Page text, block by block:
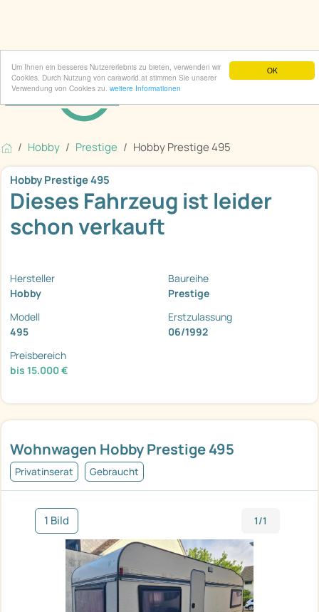
Hobby Prestige Hobby Prestige 495
Wohnwagen Hobby Prestige 495
Privatinserat Gebraucht
1 Bild 1/1
Hobby Prestige 495
Dieses Fahrzeug ist leider
schon verkauft
Hersteller
Hobby
Baureihe
Prestige
Modell
495
Erstzulassung
06/1992
Preisbereich
bis 15.000 €